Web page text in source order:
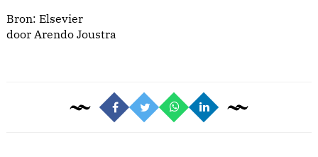
Bron: Elsevier
door Arendo Joustra